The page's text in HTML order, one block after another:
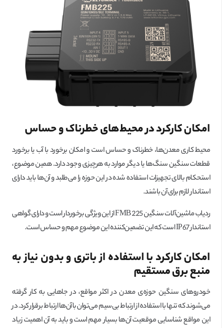
امکان کارکرد در محیط‌های خطرناک و حساس
محیط کاری معدن‌ها، خطرناک و حساس است و امکان برخورد با آب یا برخورد
قطعات سنگین سنگ‌ها یا دیگر موارد به هرچیزی وجود دارد. همین موضوع،
استحکام بالای تجهیزات استفاده شده در این حوزه را می‌طلبد و آن‌ها باید دارای
استاندار لازم برای آن باشند.
ردیاب ماشین‌آلات سنگین FMB 225 از این ویژگی برخوردار است و دارای گواهی
استاندار IP67 است که این تضمین‌کننده این موضوع مهم و حساس است.
امکان کارکرد با استفاده از باتری و بدون نیاز به
منبع برق مستقیم
خودروهای سنگین حوزه‌ی معدن در اکثر مواقع، در جاهایی به کار گرفته
می‌شوند که تنها با استفاده از ارتباط بی‌سیم می‌توان باآن‌ها ارتباط برقرار کرد. در
این مواقع شناسایی موقعیت آن‌ها بسیار مهم است و باید به آن اهمیت زیاد